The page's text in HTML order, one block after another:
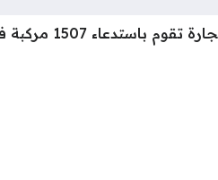
باستدعاء 1507 مركبة فورد فيوجن